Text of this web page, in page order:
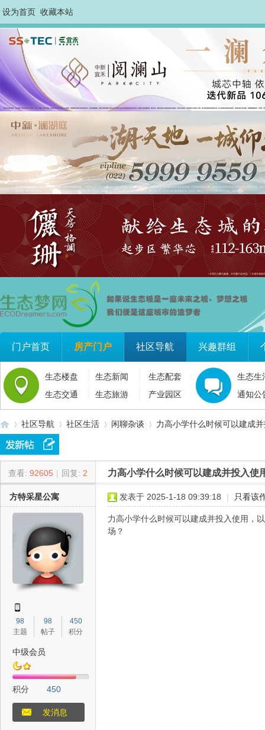
设为首页 收藏本站
门户首页 房产门户 社区导航 兴趣群组
生态楼盘 生态新闻
生态配套
生态交通
生态旅游 产业园区
生态生
通知公
»
社区导航 社区生活 闲聊杂谈
›
力高小学什么时候可以建成
查看: 92605 | 回复: 2 力高小学什么时候可以建成并投入使
方特采星公寓
98
主题
98
帖子
450
积分
中级会员
积分 450
发消息
发表于 2025-1-18 09:39:18 | 只看该
力高小学什么时候可以建成并投入使用，
场？